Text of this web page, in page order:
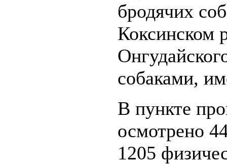
бродячих
Коксинском
собаками,
В пункте
осмотрено
1205